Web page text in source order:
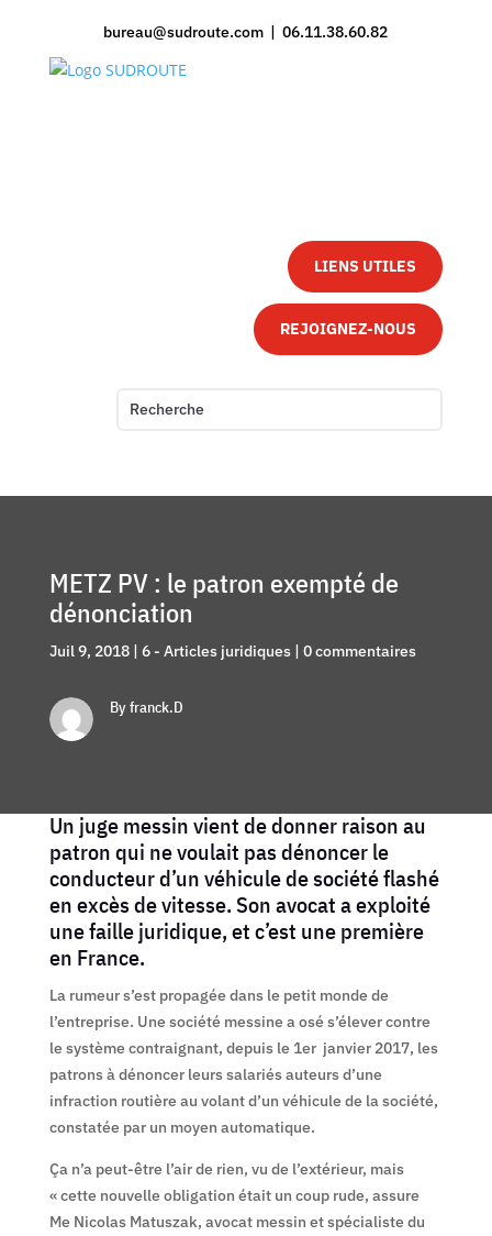
bureau@sudroute.com | 06.11.38.60.82
LIENS UTILES
REJOIGNEZ-NOUS
METZ PV : le patron exempté de
dénonciation
Juil 9, 2018| 6 - Articles juridiques| 0 commentaires
By franck.D
Un juge messin vient de donner raison au
patron qui ne voulait pas dénoncer le
conducteur d’un véhicule de société flashé
en excès de vitesse. Son avocat a exploité
une faille juridique, et c’est une première
en France.
La rumeur s’est propagée dans le petit monde de
l’entreprise. Une société messine a osé s’élever contre
le système contraignant, depuis le 1erjanvier 2017, les
patrons à dénoncer leurs salariés auteurs d’une
infraction routière au volant d’un véhicule de la société,
constatée par un moyen automatique.
Ça n’a peut-être l’air de rien, vu de l’extérieur, mais
« cette nouvelle obligation était un coup rude, assure
MeNicolas Matuszak, avocat messin et spécialiste du